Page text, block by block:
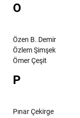
O
Özen B. Demir
Özlem Şimşek
Ömer Çeşit
P
Pınar Çekirge